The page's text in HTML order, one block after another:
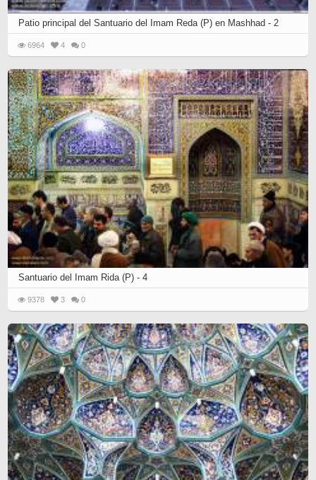
Patio principal del Santuario del Imam Reda (P) en Mashhad - 2
6964 4 0
Santuario del Imam Rida (P) - 4
9378 3 0